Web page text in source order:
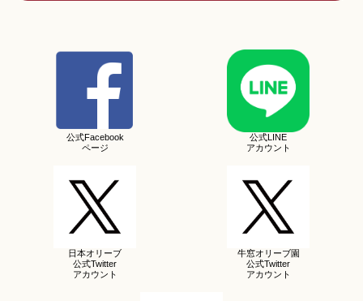
公式Facebook
ページ
公式LINE
アカウント
日本オリーブ
公式Twitter
アカウント
牛窓オリーブ園
公式Twitter
アカウント